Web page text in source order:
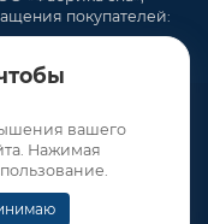
вашего
Нажимая
покупателей: